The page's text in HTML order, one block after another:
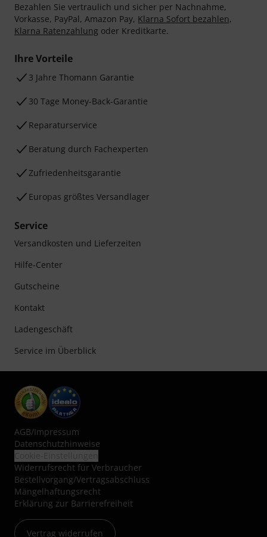
Bezahlen Sie vertraulich und sicher per Nachnahme,
Vorkasse, PayPal, Amazon Pay, Klarna Sofort bezahlen,
Klarna Ratenzahlung oder Kreditkarte.
Ihre Vorteile
3 Jahre Thomann Garantie
30 Tage Money-Back-Garantie
Reparaturservice
Beratung durch Fachexperten
Zufriedenheitsgarantie
Europas größtes Versandlager
Service
Versandkosten und Lieferzeiten
Hilfe-Center
Gutscheine
Kontakt
Ladengeschäft
Service im Überblick
AGB/Impressum
Datenschutzhinweise
Widerrufsrecht für Verbraucher
Bestellvorgang/Vertragsabschluss
Mängelhaftungsrecht
Erklärung zur Barrierefreiheit
Vertrag widerrufen